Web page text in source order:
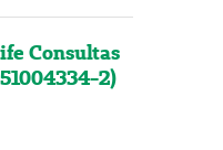
Consultas
2)